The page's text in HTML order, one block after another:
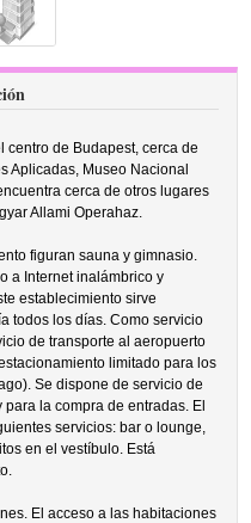
centro de Budapest, cerca de
Aplicadas, Museo Nacional
cerca de otros lugares
Allami Operahaz.
figuran sauna y gimnasio.
a Internet inalámbrico y
establecimiento sirve
todos los días. Como servicio
de transporte al aeropuerto
limitado para los
Se dispone de servicio de
la compra de entradas. El
servicios: bar o lounge,
en el vestíbulo. Está
El acceso a las habitaciones